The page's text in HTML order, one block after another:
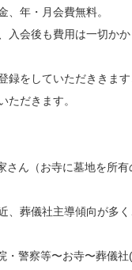
、年・月会費無料。
入会後も費用は一切か
録をしていただききま
ただきます。
さん（お寺に墓地を所有
葬儀社主導傾向が多く
・警察等〜お寺〜葬儀社